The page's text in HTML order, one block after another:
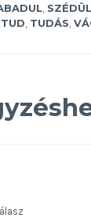
, SZÉDÜL
TUD TUDÁS